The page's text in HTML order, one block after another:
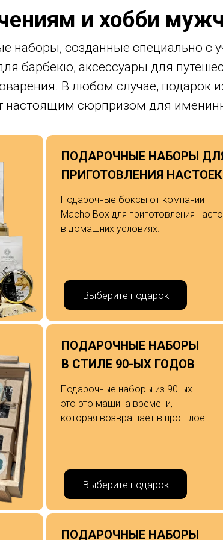
наборы, созданные специально с
барбекю, аксессуары для
В любом случае, подарок
настоящим сюрпризом для
и хобби
ПОДАРОЧНЫЕ НАБОРЫ
ПРИГОТОВЛЕНИЯ НАСТОЕК
Выберите подарок
Подарочные боксы от компании
Macho Box для приготовления
в домашних условиях.
ПОДАРОЧНЫЕ НАБОРЫ
В СТИЛЕ 90-ЫХ ГОДОВ
Выберите подарок
Подарочные наборы из 90-ых -
это это машина времени,
которая возвращает в прошлое.
ПОДАРОЧНЫЕ НАБОРЫ